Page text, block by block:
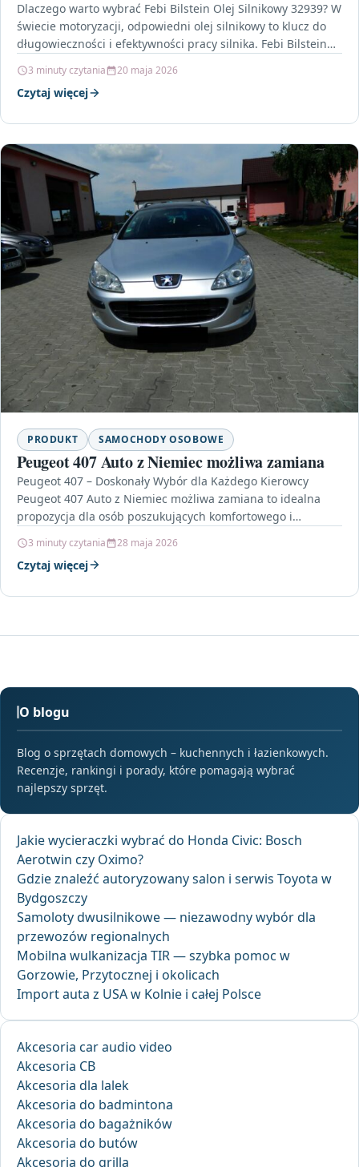
Dlaczego warto wybrać Febi Bilstein Olej Silnikowy 32939? W
świecie motoryzacji, odpowiedni olej silnikowy to klucz do
długowieczności i efektywności pracy silnika. Febi Bilstein…
3 minuty czytania 20 maja 2026
Czytaj więcej
PRODUKT SAMOCHODY OSOBOWE
Peugeot 407 Auto z Niemiec możliwa zamiana
Peugeot 407 – Doskonały Wybór dla Każdego Kierowcy
Peugeot 407 Auto z Niemiec możliwa zamiana to idealna
propozycja dla osób poszukujących komfortowego i
3 minuty czytania 28 maja 2026
Czytaj więcej
O blogu
Blog o sprzętach domowych – kuchennych i łazienkowych.
Recenzje, rankingi i porady, które pomagają wybrać
najlepszy sprzęt.
Jakie wycieraczki wybrać do Honda Civic: Bosch
Aerotwin czy Oximo?
Gdzie znaleźć autoryzowany salon i serwis Toyota w
Bydgoszczy
Samoloty dwusilnikowe — niezawodny wybór dla
przewozów regionalnych
Mobilna wulkanizacja TIR — szybka pomoc w
Gorzowie, Przytocznej i okolicach
Import auta z USA w Kolnie i całej Polsce
Akcesoria car audio video
Akcesoria CB
Akcesoria dla lalek
Akcesoria do badmintona
Akcesoria do bagażników
Akcesoria do butów
Akcesoria do grilla